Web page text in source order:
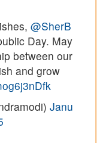
@SherB
Day. May
between our
and grow
Janu